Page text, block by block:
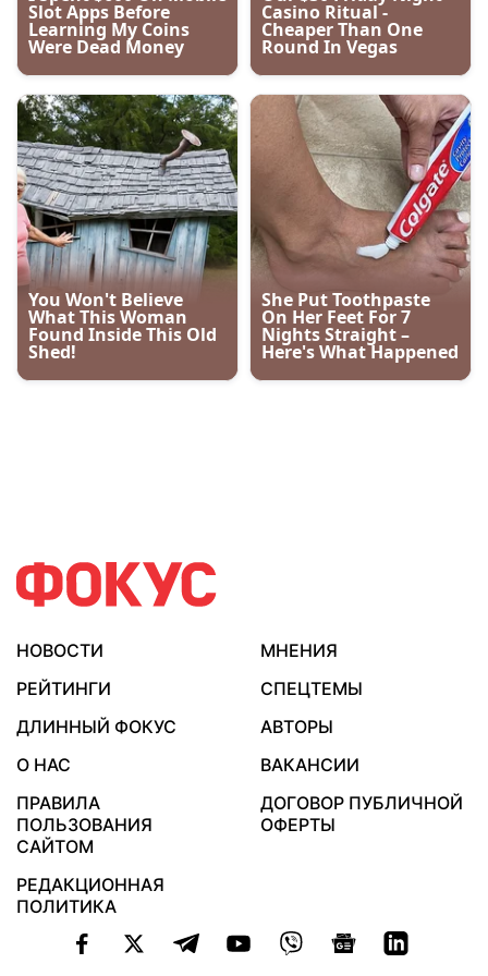
НОВОСТИ
МНЕНИЯ
РЕЙТИНГИ
СПЕЦТЕМЫ
ДЛИННЫЙ ФОКУС
АВТОРЫ
О НАС
ВАКАНСИИ
ПРАВИЛА
ПОЛЬЗОВАНИЯ
САЙТОМ
ДОГОВОР ПУБЛИЧНОЙ
ОФЕРТЫ
РЕДАКЦИОННАЯ
ПОЛИТИКА